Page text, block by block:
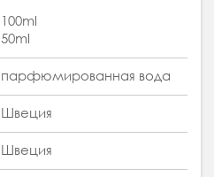
100ml
50ml
парфюмированная вода
Швеция
Швеция